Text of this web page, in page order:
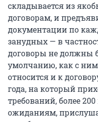
складывается из
договорам, и
документации по
занудных — в
договоры не должны
умолчанию, как с
относится и к
года, на который
требований, более
ожиданиям,